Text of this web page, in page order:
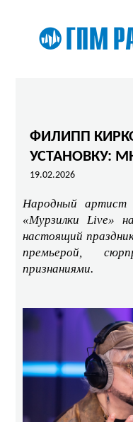
ФИЛИПП
УСТАНОВКУ:
19.02.2026
Народный артист
«Мурзилки Live»
настоящий
премьерой,
признаниями.